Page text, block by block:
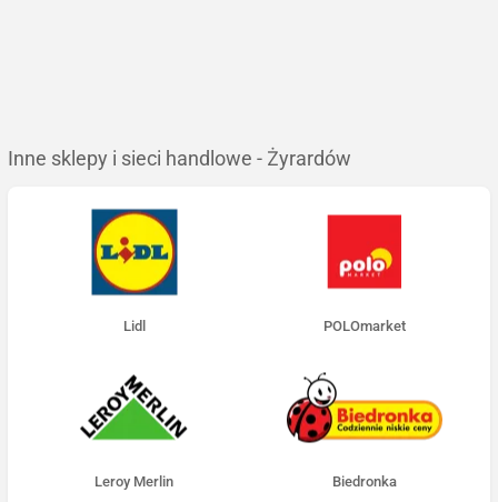
Inne sklepy i sieci handlowe - Żyrardów
Lidl POLOmarket
Leroy Merlin Biedronka